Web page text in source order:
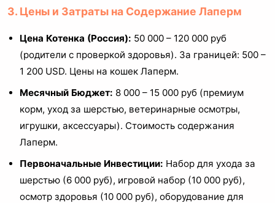
3. Цены и Затраты на Содержание Лаперм
Цена Котенка (Россия): 50 000 – 120 000 руб
(родители с проверкой здоровья). За границей: 500 –
1 200 USD. Цены на кошек Лаперм.
Месячный Бюджет: 8 000 – 15 000 руб (премиум
корм, уход за шерстью, ветеринарные осмотры,
игрушки, аксессуары). Стоимость содержания
Лаперм.
Первоначальные Инвестиции: Набор для ухода за
шерстью (6 000 руб), игровой набор (10 000 руб),
осмотр здоровья (10 000 руб), оборудование для